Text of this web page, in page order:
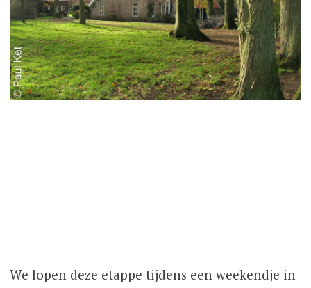
We lopen deze etappe tijdens een weekendje in